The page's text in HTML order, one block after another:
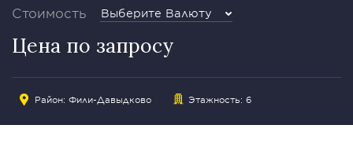
Стоимость Выберите Валюту
Цена по запросу
Район: Фили-Давыдково Этажность: 6